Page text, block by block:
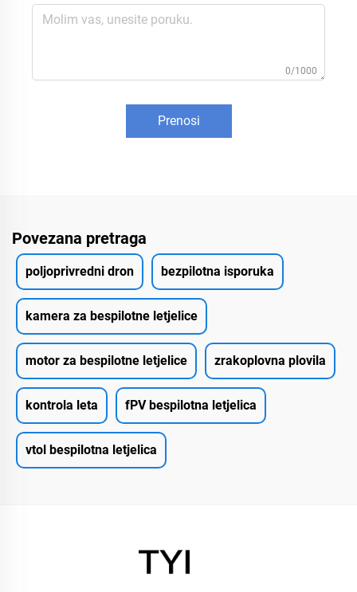
0/1000
Prenosi
Povezana pretraga
poljoprivredni dron bezpilotna isporuka
kamera za bespilotne letjelice
motor za bespilotne letjelice zrakoplovna plovila
kontrola leta fPV bespilotna letjelica
vtol bespilotna letjelica